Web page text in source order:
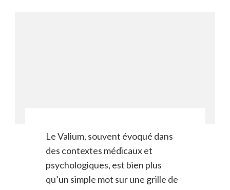
Le Valium, souvent évoqué dans
des contextes médicaux et
psychologiques, est bien plus
qu’un simple mot sur une grille de